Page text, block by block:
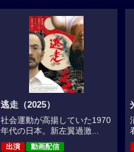
逃走（2025）
社会運動が高揚していた1970
年代の日本。新左翼過激...
出演
動画配信